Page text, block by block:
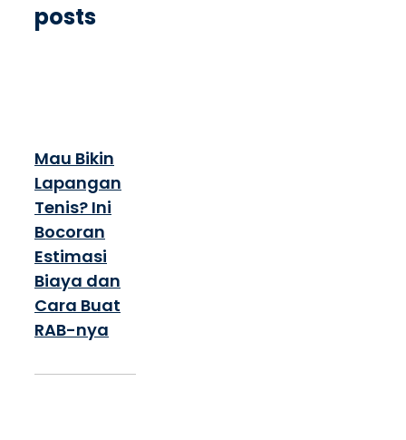
posts
Mau Bikin
Lapangan
Tenis? Ini
Bocoran
Estimasi
Biaya dan
Cara Buat
RAB-nya